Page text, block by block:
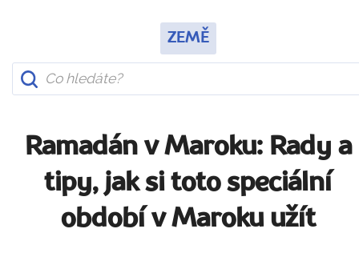
ZEMĚ
Ramadán v Maroku: Rady a
tipy, jak si toto speciální
období v Maroku užít